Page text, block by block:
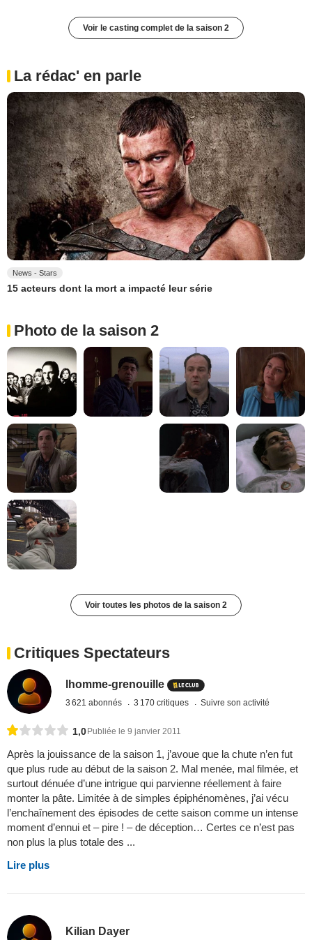
Voir le casting complet de la saison 2
La rédac' en parle
News - Stars
15 acteurs dont la mort a impacté leur série
Photo de la saison 2
Voir toutes les photos de la saison 2
Critiques Spectateurs
lhomme-grenouille
3 621 abonnés 3 170 critiques Suivre son activité
1,0 Publiée le 9 janvier 2011
Après la jouissance de la saison 1, j’avoue que la chute n’en fut
que plus rude au début de la saison 2. Mal menée, mal filmée, et
surtout dénuée d’une intrigue qui parvienne réellement à faire
monter la pâte. Limitée à de simples épiphénomènes, j’ai vécu
l’enchaînement des épisodes de cette saison comme un intense
moment d’ennui et – pire ! – de déception… Certes ce n’est pas
non plus la plus totale des ...
Lire plus
Kilian Dayer